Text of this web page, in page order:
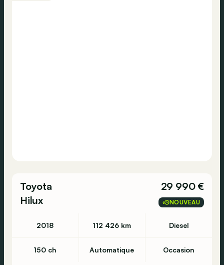
Toyota
Hilux
29 990 €
NOUVEAU
2018 112 426 km Diesel
150 ch Automatique Occasion